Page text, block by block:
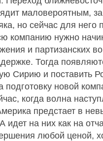
маловероятным,
но сейчас для него
компанию нужно
и партизанских
Тогда
Сирию и поставить
новой
когда волна
предстает в
на них как на
любой ценой,